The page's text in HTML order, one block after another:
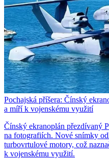
Pochajská příšera: Čínský
a míří k vojenskému využití
Čínský ekranoplán přezdívaný
na fotografiích. Nové snímky
turbovrtulové motory, což
k vojenskému využití.